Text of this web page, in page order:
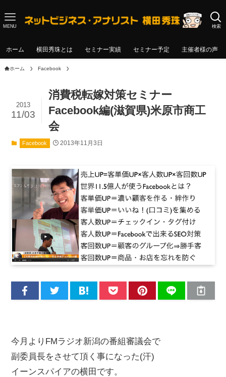
検索
MENU
ホーム 横田秀珠とは セミナー実績 セミナー予定 主催者様の声
ホーム Facebook
消費税転嫁対策セミナー
Facebook編(滋賀県)米原市商工
会
2013
11/03
Facebook 2013年11月3日
今月よりFMラジオ新潟の番組審議会で
副委員長をさせて頂く事になった(汗)
イーンスパイアの横田です。